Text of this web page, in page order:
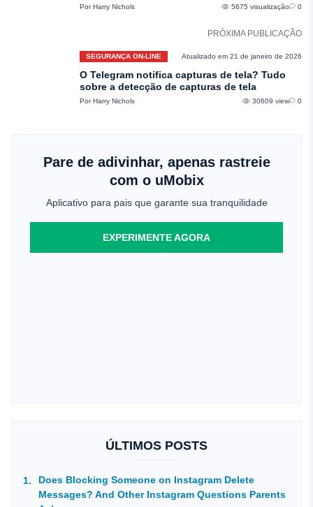
Por Harry Nichols 5675 visualização 0
PRÓXIMA PUBLICAÇÃO
SEGURANÇA ON-LINE Atualizado em 21 de janeiro de 2026
O Telegram notifica capturas de tela? Tudo
sobre a detecção de capturas de tela
Por Harry Nichols 30609 view 0
Pare de adivinhar, apenas rastreie
com o uMobix
Aplicativo para pais que garante sua tranquilidade
EXPERIMENTE AGORA
ÚLTIMOS POSTS
Does Blocking Someone on Instagram Delete
Messages? And Other Instagram Questions Parents